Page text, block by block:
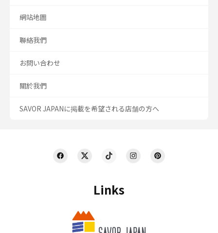
Links
網站地圖
聯絡我們
お問い合わせ
關於我們
SAVOR JAPANに掲載を希望される店舗の方へ